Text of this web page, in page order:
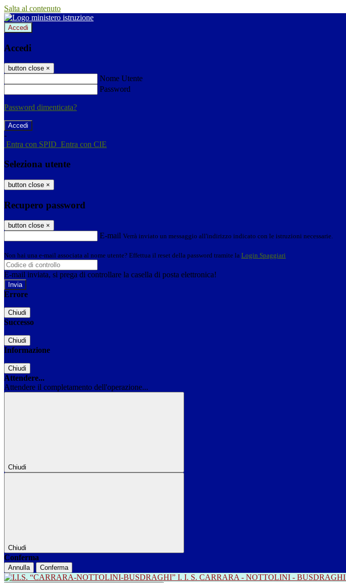
Salta al contenuto
Accedi
Accedi
button close ×
Nome Utente
Password
Password dimenticata?
-
Entra con SPID Entra con CIE
Seleziona utente
button close ×
Recupero password
button close ×
E-mail Verrà inviato un messaggio all'indirizzo indicato con le istruzioni necessarie.
Non hai una e-mail associata al nome utente? Effettua il reset della password tramite la Login Spaggiari
E-mail inviata, si prega di controllare la casella di posta elettronica!
Errore
Chiudi
Successo
Chiudi
Informazione
Chiudi
Attendere...
Attendere il completamento dell'operazione...
Chiudi
Chiudi
Conferma
Annulla Conferma
I. I. S. CARRARA - NOTTOLINI - BUSDRAGHI